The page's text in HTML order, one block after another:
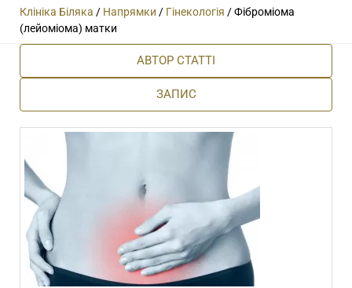
Клініка Біляка / Напрямки / Гінекологія /Фіброміома
(лейоміома) матки
АВТОР СТАТТІ
ЗАПИС